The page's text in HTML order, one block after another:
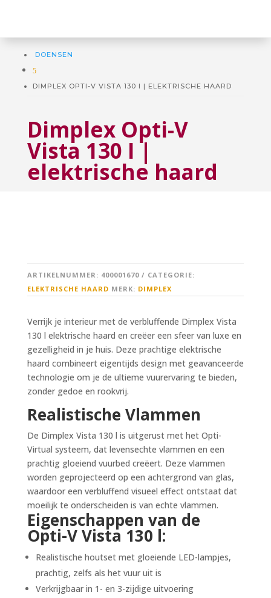
DOENSEN
5
DIMPLEX OPTI-V VISTA 130 I | ELEKTRISCHE HAARD
Dimplex Opti-V
Vista 130 I |
elektrische haard
ARTIKELNUMMER: 400001670
CATEGORIE:
ELEKTRISCHE HAARD MERK: DIMPLEX
Verrijk je interieur met de verbluffende Dimplex Vista
130 l elektrische haard en creëer een sfeer van luxe en
gezelligheid in je huis. Deze prachtige elektrische
haard combineert eigentijds design met geavanceerde
technologie om je de ultieme vuurervaring te bieden,
zonder gedoe en rookvrij.
Realistische Vlammen
De Dimplex Vista 130 l is uitgerust met het Opti-
Virtual systeem, dat levensechte vlammen en een
prachtig gloeiend vuurbed creëert. Deze vlammen
worden geprojecteerd op een achtergrond van glas,
waardoor een verbluffend visueel effect ontstaat dat
moeilijk te onderscheiden is van echte vlammen.
Eigenschappen van de
Opti-V Vista 130 l:
Realistische houtset met gloeiende LED-lampjes,
prachtig, zelfs als het vuur uit is
Verkrijgbaar in 1- en 3-zijdige uitvoering